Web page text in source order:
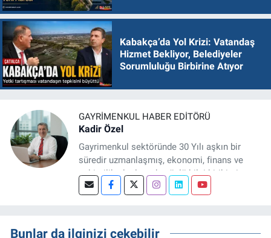
Kabakça’da Yol Krizi: Vatandaş
Hizmet Bekliyor, Belediyeler
Sorumluluğu Birbirine Atıyor
GAYRIMENKUL HABER EDITÖRÜ
Kadir Özel
Gayrimenkul sektöründe 30 Yılı aşkın bir
süredir uzmanlaşmış, ekonomi, finans ve
şehircilik alanlarında güçlü bilgi birikimine
sahip, dijital medya odaklı deneyimli bir
projeleri üzerine haber, analiz ve özel
Bunlar da ilginizi çekebilir